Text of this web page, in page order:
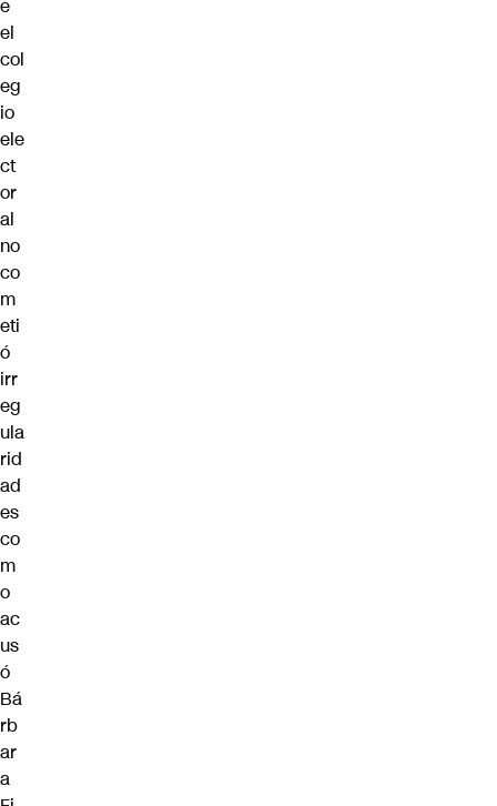
e
el
col
eg
io
ele
ct
or
al
no
co
m
eti
ó
irr
eg
ula
rid
ad
es
co
m
o
ac
us
ó
Bá
rb
ar
a